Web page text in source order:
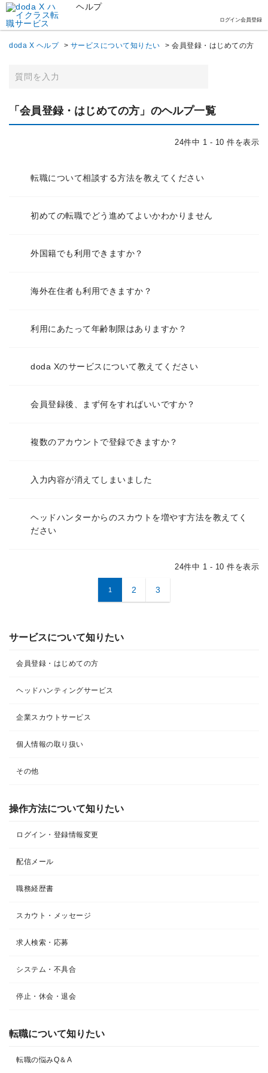
ヘルプ
ログイン会員登録
doda X ヘルプ > サービスについて知りたい > 会員登録・はじめての方
サービスについて知りたい
会員登録・はじめての方
ヘッドハンティングサービス
企業スカウトサービス
個人情報の取り扱い
その他
操作方法について知りたい
ログイン・登録情報変更
配信メール
職務経歴書
スカウト・メッセージ
求人検索・応募
システム・不具合
停止・休会・退会
転職について知りたい​
転職の悩みQ＆A​
「会員登録・はじめての方」のヘルプ一覧
24件中 1 - 10 件を表示
転職について相談する方法を教えてください
初めての転職でどう進めてよいかわかりません
外国籍でも利用できますか？
海外在住者も利用できますか？
利用にあたって年齢制限はありますか？
doda Xのサービスについて教えてください
会員登録後、まず何をすればいいですか？
複数のアカウントで登録できますか？
入力内容が消えてしまいました
ヘッドハンターからのスカウトを増やす方法を教えてく
ださい
24件中 1 - 10 件を表示
1 2 3